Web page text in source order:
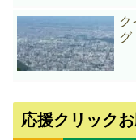
グ
応援クリック